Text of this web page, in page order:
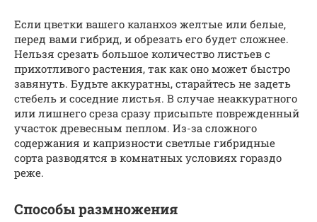
Если цветки вашего каланхоэ желтые или белые,
перед вами гибрид, и обрезать его будет сложнее.
Нельзя срезать большое количество листьев с
прихотливого растения, так как оно может быстро
завянуть. Будьте аккуратны, старайтесь не задеть
стебель и соседние листья. В случае неаккуратного
или лишнего среза сразу присыпьте поврежденный
участок древесным пеплом. Из-за сложного
содержания и капризности светлые гибридные
сорта разводятся в комнатных условиях гораздо
реже.
Способы размножения